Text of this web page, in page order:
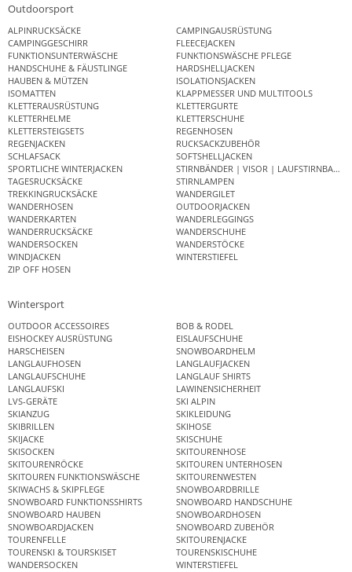
Outdoorsport
ALPINRUCKSÄCKE
CAMPINGAUSRÜSTUNG
CAMPINGGESCHIRR
FLEECEJACKEN
FUNKTIONSUNTERWÄSCHE
FUNKTIONSWÄSCHE PFLEGE
HANDSCHUHE & FÄUSTLINGE
HARDSHELLJACKEN
HAUBEN & MÜTZEN
ISOLATIONSJACKEN
ISOMATTEN
KLAPPMESSER UND MULTITOOLS
KLETTERAUSRÜSTUNG
KLETTERGURTE
KLETTERHELME
KLETTERSCHUHE
KLETTERSTEIGSETS
REGENHOSEN
REGENJACKEN
RUCKSACKZUBEHÖR
SCHLAFSACK
SOFTSHELLJACKEN
SPORTLICHE WINTERJACKEN
STIRNBÄNDER | VISOR | LAUFSTIRNBAND
TAGESRUCKSÄCKE
STIRNLAMPEN
TREKKINGRUCKSÄCKE
WANDERGILET
WANDERHOSEN
OUTDOORJACKEN
WANDERKARTEN
WANDERLEGGINGS
WANDERRUCKSÄCKE
WANDERSCHUHE
WANDERSOCKEN
WANDERSTÖCKE
WINDJACKEN
WINTERSTIEFEL
ZIP OFF HOSEN
Wintersport
OUTDOOR ACCESSOIRES
BOB & RODEL
EISHOCKEY AUSRÜSTUNG
EISLAUFSCHUHE
HARSCHEISEN
SNOWBOARDHELM
LANGLAUFHOSEN
LANGLAUFJACKEN
LANGLAUFSCHUHE
LANGLAUF SHIRTS
LANGLAUFSKI
LAWINENSICHERHEIT
LVS-GERÄTE
SKI ALPIN
SKIANZUG
SKIKLEIDUNG
SKIBRILLEN
SKIHOSE
SKIJACKE
SKISCHUHE
SKISOCKEN
SKITOURENHOSE
SKITOURENRÖCKE
SKITOUREN UNTERHOSEN
SKITOUREN FUNKTIONSWÄSCHE
SKITOURENWESTEN
SKIWACHS & SKIPFLEGE
SNOWBOARDBRILLE
SNOWBOARD FUNKTIONSSHIRTS
SNOWBOARD HANDSCHUHE
SNOWBOARD HAUBEN
SNOWBOARDHOSEN
SNOWBOARDJACKEN
SNOWBOARD ZUBEHÖR
TOURENFELLE
SKITOURENJACKE
TOURENSKI & TOURSKISET
TOURENSKISCHUHE
WANDERSOCKEN
WINTERSTIEFEL